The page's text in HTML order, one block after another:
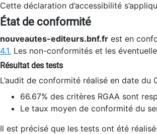
Cette déclaration d’accessibilité
État de conformité
nouveautes-editeurs.bnf.fr est en
4.1. Les non-conformités et les
Résultat des tests
L’audit de conformité réalisé en date
66.67% des critères RGAA sont
Le taux moyen de conformité du
Il est précisé que les tests ont été